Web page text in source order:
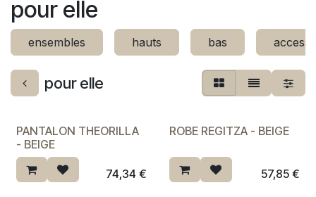
pour elle
ensembles hauts bas
pour elle
PANTALON THEORILLA
- BEIGE
74,34 €
ROBE REGITZA - BEIGE
57,85€